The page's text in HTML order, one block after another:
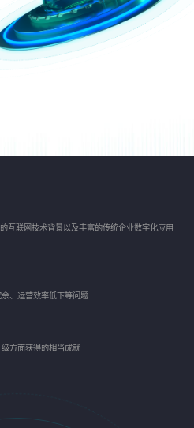
互联网技术背景以及丰富的传统企业数字化应用
、运营效率低下等问题
方面获得的相当成就